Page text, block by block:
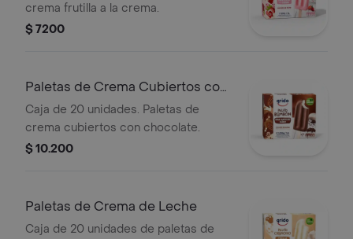
crema frutilla a la crema.
$ 7200
Paletas de Crema Cubiertos con
Chocolate
Caja de 20 unidades. Paletas de
crema cubiertos con chocolate.
$ 10.200
Paletas de Crema de Leche
Caja de 20 unidades de paletas de